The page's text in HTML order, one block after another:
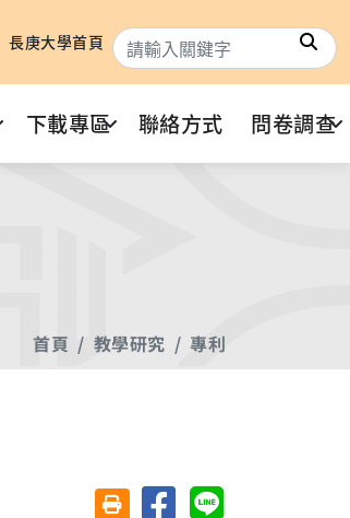
長庚大學首頁 搜尋
下載專區 聯絡方式 問卷調查
首頁 教學研究 專利
友善列印(另開視窗)
分享至臉書分享至 Line